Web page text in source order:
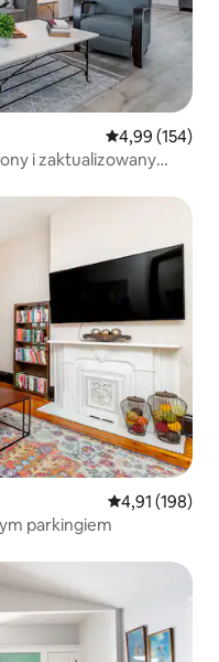
Średnia
4,99 (154)
i zaktualizowany
Średnia
4,91 (198)
parkingiem
gości